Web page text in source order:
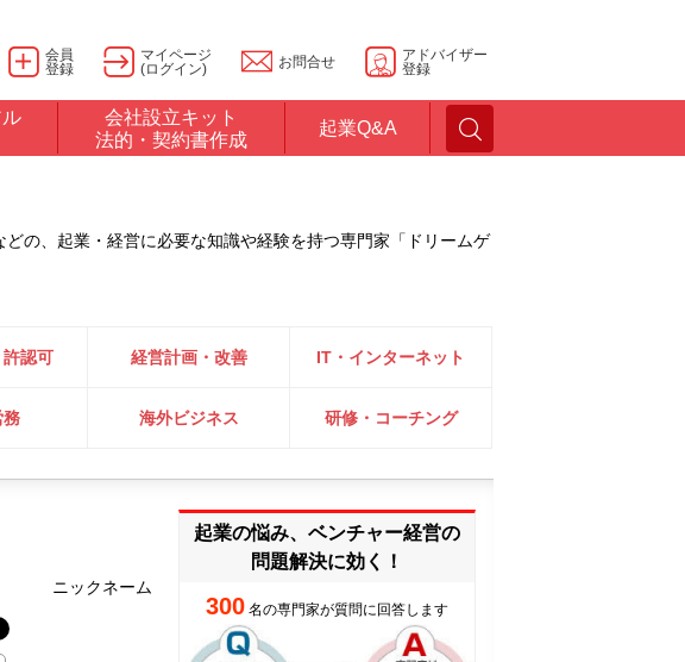
会員
登録
マイページ
(ログイン)
お問合せ
アドバイザー
登録
会社設立キット
法的・契約書作成
起業Q&A
の、起業・経営に必要な知識や経験を持つ専門家「ドリームゲ
認可 経営計画・改善 IT・インターネット
務 海外ビジネス 研修・コーチング
ニックネーム
起業の悩み、ベンチャー経営の
問題解決に効く！
300 名の専門家が質問に回答します